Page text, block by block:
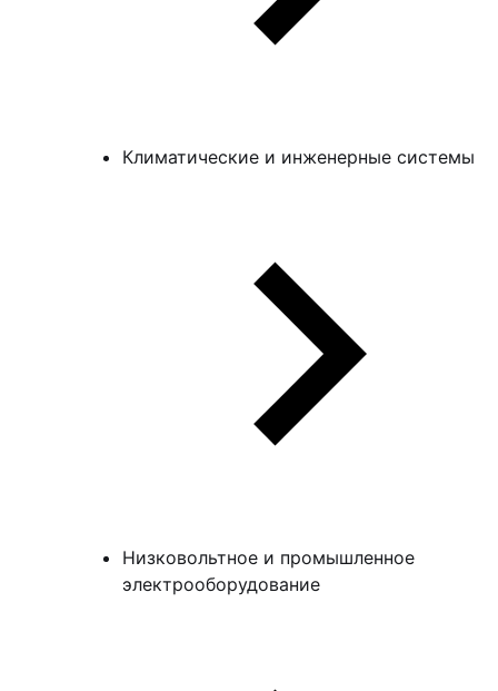
Климатические и инженерные системы
Низковольтное и промышленное
электрооборудование